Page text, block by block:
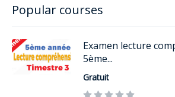
Popular courses
Examen lecture
5ème...
Gratuit